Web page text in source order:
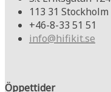
113 31 Stockholm
+46-8-33 51 51
info@hifikit.se
Öppettider